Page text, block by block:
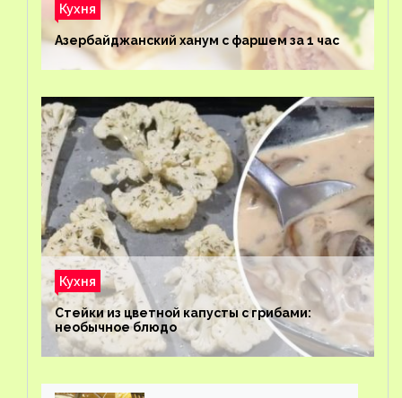
Кухня
Азербайджанский ханум с фаршем за 1 час
Кухня
Стейки из цветной капусты с грибами:
необычное блюдо